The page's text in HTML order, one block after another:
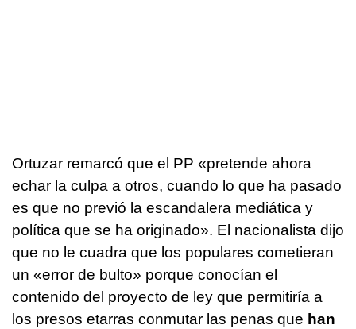
Ortuzar remarcó que el PP «pretende ahora
echar la culpa a otros, cuando lo que ha pasado
es que no previó la escandalera mediática y
política que se ha originado». El nacionalista dijo
que no le cuadra que los populares cometieran
un «error de bulto» porque conocían el
contenido del proyecto de ley que permitiría a
los presos etarras conmutar las penas que han